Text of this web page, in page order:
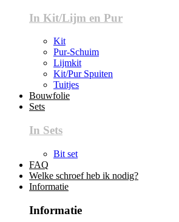
In Kit/Lijm en Pur
Kit
Pur-Schuim
Lijmkit
Kit/Pur Spuiten
Tuitjes
Bouwfolie
Sets
In Sets
Bit set
FAQ
Welke schroef heb ik nodig?
Informatie
Informatie